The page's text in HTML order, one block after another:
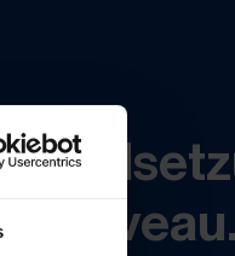
Niveau.